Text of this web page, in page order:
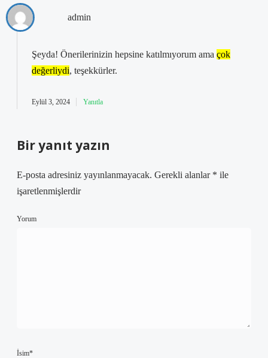
admin
Şeyda! Önerilerinizin hepsine katılmıyorum ama çok
değerliydi, teşekkürler.
Eylül 3, 2024 Yanıtla
Bir yanıt yazın
E-posta adresiniz yayınlanmayacak. Gerekli alanlar * ile
işaretlenmişlerdir
Yorum
İsim*